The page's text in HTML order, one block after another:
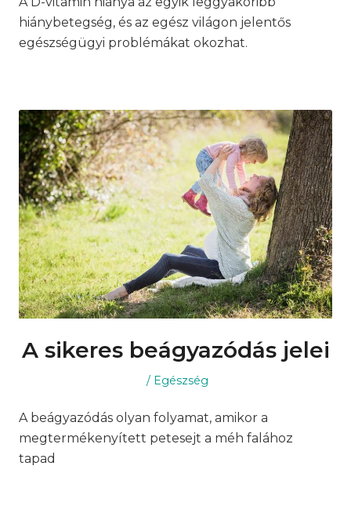
hiánybetegség, és az egész világon jelentős
egészségügyi problémákat okozhat.
A sikeres beágyazódás jelei
Posted
Posted
Egészség
A beágyazódás olyan folyamat, amikor a
megtermékenyített petesejt a méh falához
tapad